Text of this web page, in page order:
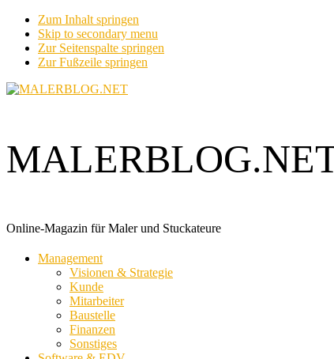
Zum Inhalt springen
Skip to secondary menu
Zur Seitenspalte springen
Zur Fußzeile springen
Online-Magazin für Maler und Stuckateure
Management
Visionen & Strategie
Kunde
Mitarbeiter
Baustelle
Finanzen
Sonstiges